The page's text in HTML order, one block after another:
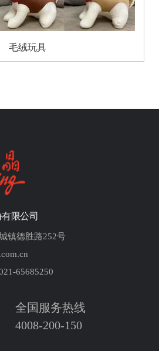
毛绒玩具
限公司
镇德胜路252号
65685250
全国服务热线
4008-200-150